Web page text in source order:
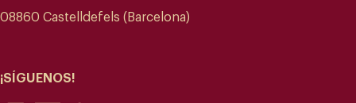
08860 Castelldefels (Barcelona)
¡SÍGUENOS!